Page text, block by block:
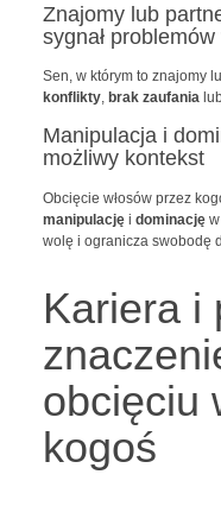
Znajomy lub
sygnał
Sen, w którym to znajomy
konflikty, brak zaufania
Manipulacja i
możliwy kontekst
Obcięcie włosów przez
manipulacjęi dominacjęw
wolę i ogranicza swobodę
Kariera i
obcięciu
kogoś